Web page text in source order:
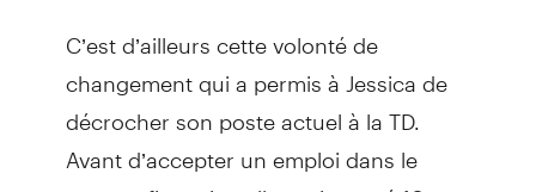
C’est d’ailleurs cette volonté de
changement qui a permis à Jessica de
décrocher son poste actuel à la TD.
Avant d’accepter un emploi dans le